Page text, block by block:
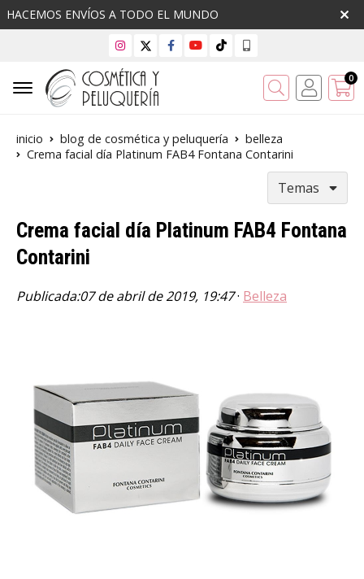
HACEMOS ENVÍOS A TODO EL MUNDO
Buscar 0
inicio blog de cosmética y peluquería
belleza
Crema facial día Platinum FAB4 Fontana Contarini
Temas
Crema facial día Platinum FAB4 Fontana
Contarini
Publicada:07 de abril de 2019, 19:47· Belleza